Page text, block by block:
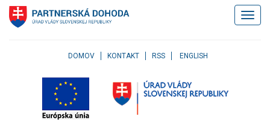
Klávesové
skratky
Skočiť
DOMOV KONTAKT RSS ENGLISH